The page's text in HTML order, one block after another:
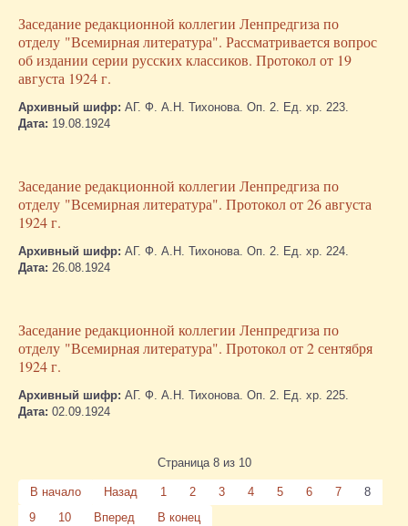
Заседание редакционной коллегии Ленпредгиза по
отделу "Всемирная литература". Рассматривается вопрос
об издании серии русских классиков. Протокол от 19
августа 1924 г.
Архивный шифр: АГ. Ф. А.Н. Тихонова. Оп. 2. Ед. хр. 223.
Дата: 19.08.1924
Заседание редакционной коллегии Ленпредгиза по
отделу "Всемирная литература". Протокол от 26 августа
1924 г.
Архивный шифр: АГ. Ф. А.Н. Тихонова. Оп. 2. Ед. хр. 224.
Дата: 26.08.1924
Заседание редакционной коллегии Ленпредгиза по
отделу "Всемирная литература". Протокол от 2 сентября
1924 г.
Архивный шифр: АГ. Ф. А.Н. Тихонова. Оп. 2. Ед. хр. 225.
Дата: 02.09.1924
Страница 8 из 10
В начало Назад 1 2 3 4 5 6 7
8
9
10 Вперед В конец